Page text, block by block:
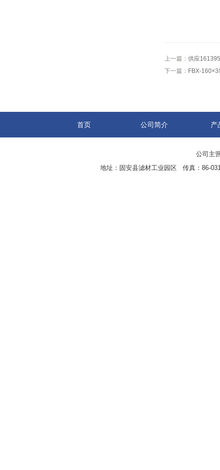
上一篇： 供应
下一篇： FBX-
首页 公司简介 产
公司主
地址：固安县滤材工业园区 传真：86-